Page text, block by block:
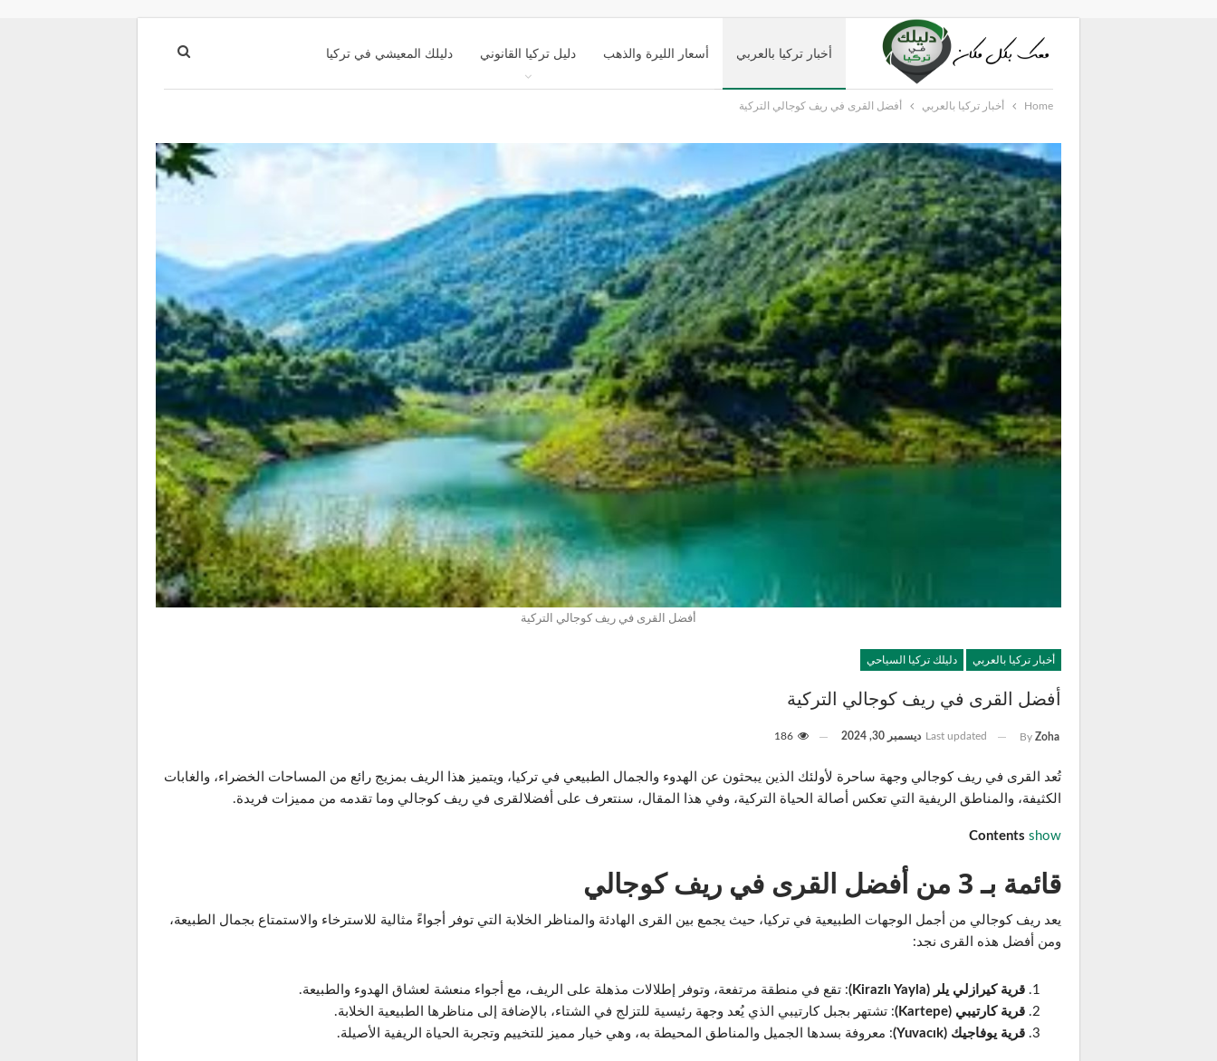
أخبار تركيا بالعربي أسعار الليرة والذهب دليل تركيا القانوني دليلك المعيشي في تركيا
Home أخبار تركيا بالعربي أفضل القرى في ريف كوجالي التركية
أفضل القرى في ريف كوجالي التركية
أخبار تركيا بالعربي دليلك تركيا السياحي
أفضل القرى في ريف كوجالي التركية
By Zoha
Last updated ديسمبر 30, 2024
تُعد القرى في ريف كوجالي وجهة ساحرة لأولئك الذين يبحثون عن الهدوء والجمال الطبيعي في تركيا، ويتميز هذا الريف بمزيج رائع من المساحات الخضراء، والغابات
الكثيفة، والمناطق الريفية التي تعكس أصالة الحياة التركية، وفي هذا المقال، سنتعرف على أفضلالقرى في ريف كوجالي وما تقدمه من مميزات فريدة.
Contents show
قائمة بـ 3 من أفضل القرى في ريف كوجالي
يعد ريف كوجالي من أجمل الوجهات الطبيعية في تركيا، حيث يجمع بين القرى الهادئة والمناظر الخلابة التي توفر أجواءً مثالية للاسترخاء والاستمتاع بجمال الطبيعة،
ومن أفضل هذه القرى نجد:
قرية كيرازلي يلر (Kirazlı Yayla)
: تقع في منطقة مرتفعة، وتوفر إطلالات مذهلة على الريف، مع أجواء منعشة لعشاق الهدوء والطبيعة.
قرية كارتيبي (Kartepe)
: تشتهر بجبل كارتيبي الذي يُعد وجهة رئيسية للتزلج في الشتاء، بالإضافة إلى مناظرها الطبيعية الخلابة.
قرية يوفاجيك (Yuvacık)
: معروفة بسدها الجميل والمناطق المحيطة به، وهي خيار مميز للتخييم وتجربة الحياة الريفية الأصيلة.